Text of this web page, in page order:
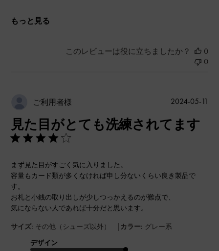
もっと見る
このレビューは役に立ちましたか？
0
0
ご利用者様
見た目がとても洗練されてます
まず見た目がすごく気に入りました。
容量もカード類が多くなければ申し分ないくらい良き製品で
す。
お札と小銭の取り出しが少しつっかえるのが難点で、
気にならない人であれば十分だと思います。
サイズ: その他（シューズ以外） | カラー: グレー系
デザイン
2024-05-11